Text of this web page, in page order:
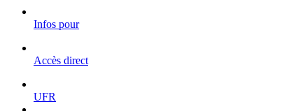
Infos pour
Accès direct
UFR